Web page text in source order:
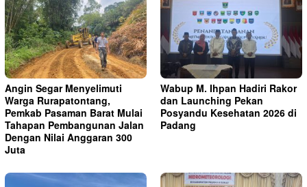
Angin Segar Menyelimuti
Warga Rurapatontang,
Pemkab Pasaman Barat Mulai
Tahapan Pembangunan Jalan
Dengan Nilai Anggaran 300
Juta
Wabup M. Ihpan Hadiri Rakor
dan Launching Pekan
Posyandu Kesehatan 2026 di
Padang